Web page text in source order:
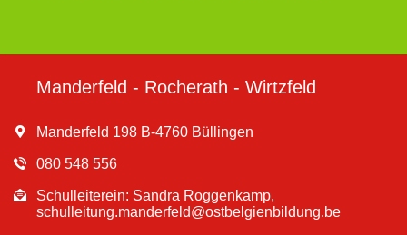
Manderfeld - Rocherath - Wirtzfeld
Manderfeld 198 B-4760 Büllingen
080 548 556
Schulleiterein: Sandra Roggenkamp,
schulleitung.manderfeld@ostbelgienbildung.be